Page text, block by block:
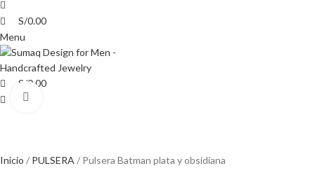
S/0.00
Menu
S/0.00
Inicio PULSERA Pulsera Batman plata y obsidiana